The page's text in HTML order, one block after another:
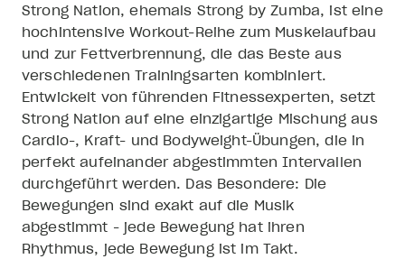
Strong Nation, ehemals Strong by Zumba, ist eine
hochintensive Workout-Reihe zum Muskelaufbau
und zur Fettverbrennung, die das Beste aus
verschiedenen Trainingsarten kombiniert.
Entwickelt von führenden Fitnessexperten, setzt
Strong Nation auf eine einzigartige Mischung aus
Cardio-, Kraft- und Bodyweight-Übungen, die in
perfekt aufeinander abgestimmten Intervallen
durchgeführt werden. Das Besondere: Die
Bewegungen sind exakt auf die Musik
abgestimmt - jede Bewegung hat ihren
Rhythmus, jede Bewegung ist im Takt.